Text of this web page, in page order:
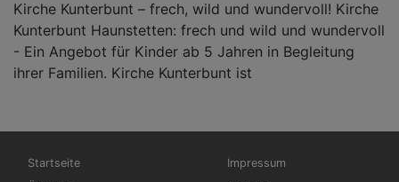
Kirche Kunterbunt – frech, wild und wundervoll! Kirche
Kunterbunt Haunstetten: frech und wild und wundervoll
- Ein Angebot für Kinder ab 5 Jahren in Begleitung
ihrer Familien. Kirche Kunterbunt ist
Hauptnavigation
Startseite
Fußbereichsmenü
Impressum